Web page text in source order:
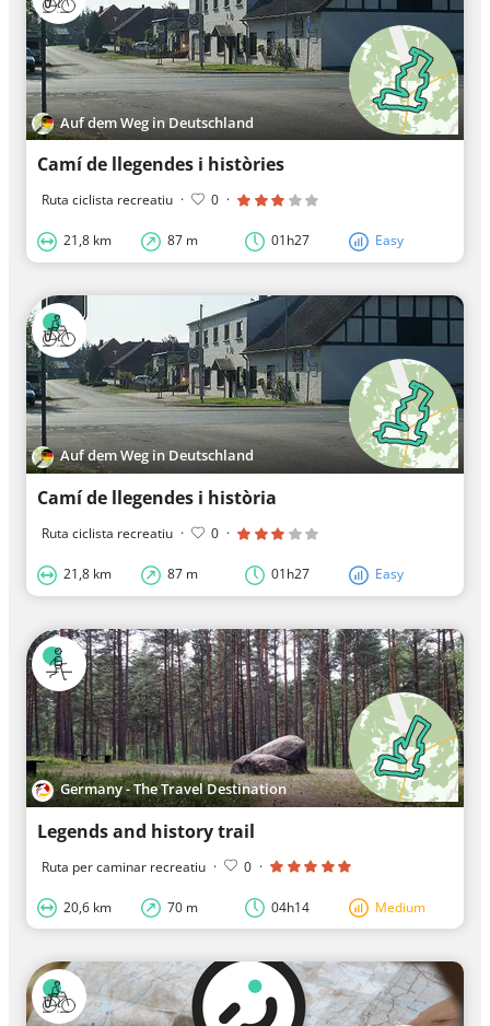
Auf dem Weg in Deutschland
Camí de llegendes i històries
Ruta ciclista recreatiu · 0 ·
21,8 km 87 m 01h27 Easy
Auf dem Weg in Deutschland
Camí de llegendes i història
Ruta ciclista recreatiu · 0 ·
21,8 km 87 m 01h27 Easy
Germany - The Travel Destination
Legends and history trail
Ruta per caminar recreatiu · 0 ·
20,6 km 70 m 04h14 Medium